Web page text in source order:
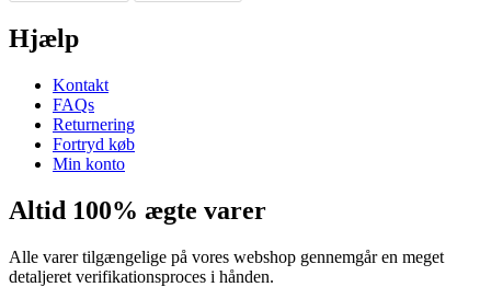
Hjælp
Kontakt
FAQs
Returnering
Fortryd køb
Min konto
Altid 100% ægte varer
Alle varer tilgængelige på vores webshop gennemgår en meget
detaljeret verifikationsproces i hånden.